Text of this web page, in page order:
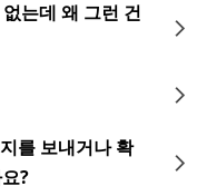
는데 왜 그런 건
를 보내거나 확
?